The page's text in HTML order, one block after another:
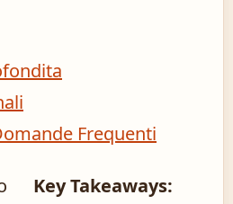
Frequenti
Key Takeaways: